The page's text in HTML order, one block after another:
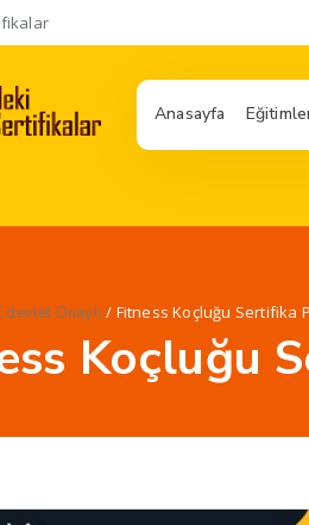
Anasayfa
devlet Onaylı / Fitness Koçluğu Sertifika
Koçluğu